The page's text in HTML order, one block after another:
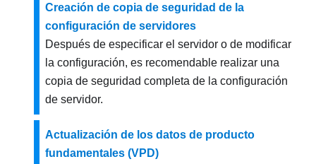
Creación de copia de seguridad de la
configuración de servidores
Después de especificar el servidor o de modificar
la configuración, es recomendable realizar una
copia de seguridad completa de la configuración
de servidor.
Actualización de los datos de producto
fundamentales (VPD)